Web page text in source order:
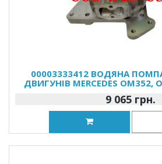
00003333412 ВОДЯНА
ДВИГУНІВ MERCEDES OM352,
9 065 грн.